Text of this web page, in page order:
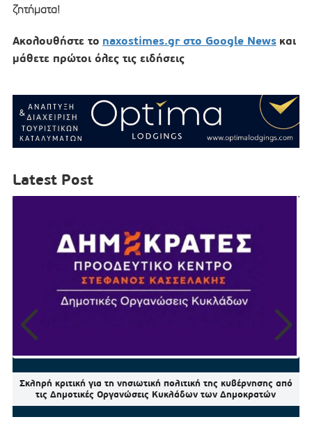
ζητήματα!
Ακολουθήστε το naxostimes.gr στο Google News και
μάθετε πρώτοι όλες τις ειδήσεις
Latest Post
Σκληρή κριτική για τη νησιωτική πολιτική της κυβέρνησης από
τις Δημοτικές Οργανώσεις Κυκλάδων των Δημοκρατών